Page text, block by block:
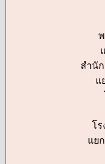
สำนั
แ
โร
แย